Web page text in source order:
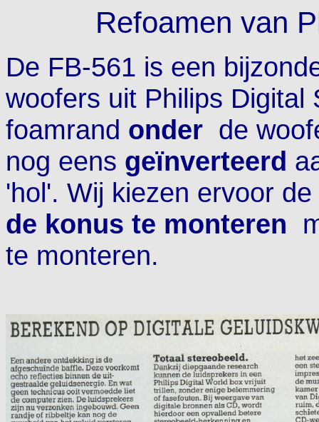
Refoamen van
De FB-561 is een
woofers uit Philips Digital
foamrand onder de
nog eens geïnverteerd
'hol'. Wij kiezen ervoor
de konus te monteren
te monteren.